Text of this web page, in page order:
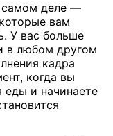
самом деле —
вам
У вас больше
в любом другом
кадра
когда вы
еды и начинаете